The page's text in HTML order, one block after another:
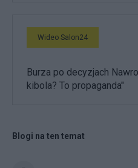
Wideo Salon24
Burza po decyzjach
kibola? To propaganda"
Blogi na ten temat